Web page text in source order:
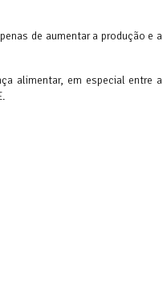
de aumentar a produção e a
alimentar, em especial entre a